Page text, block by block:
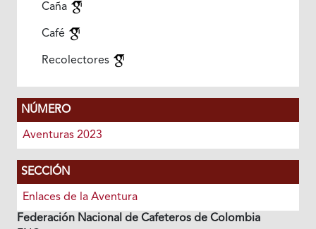
Caña
Café
Recolectores
NÚMERO
Aventuras 2023
SECCIÓN
Enlaces de la Aventura
Federación Nacional de Cafeteros de Colombia